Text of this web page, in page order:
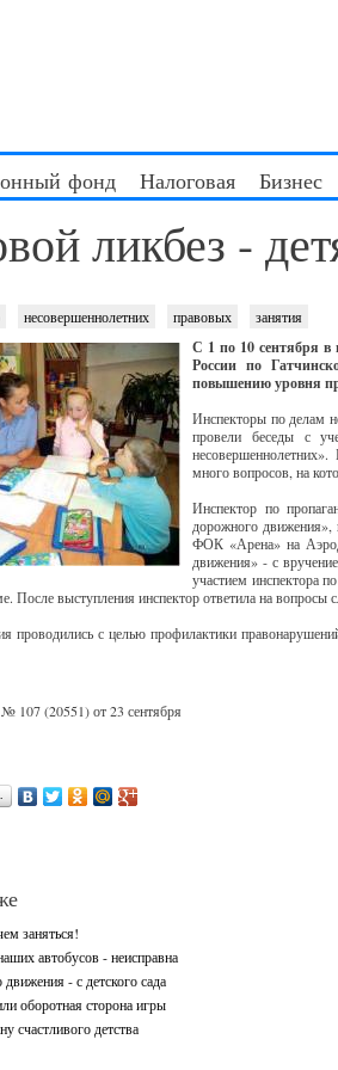
фонд Налоговая Бизнес
ликбез -
несовершеннолетних правовых занятия
С 1 по 10 сентября
России по
повышению уровня
Инспекторы по делам
провели беседы с
много вопросов, на
Инспектор по
дорожного движения»,
ФОК «Арена» на
движения» - с
участием инспектора
После выступления инспектор ответила на вопросы
проводились с целью профилактики
№ 107 (20551) от 23 сентября
заняться!
автобусов - неисправна
- с детского сада
оборотная сторона игры
счастливого детства